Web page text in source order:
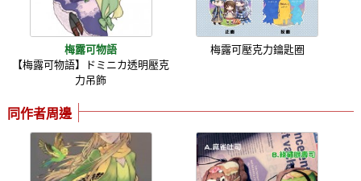
梅露可物語
【梅露可物語】ドミニカ透明壓克
力吊飾
梅露可壓克力鑰匙圈
同作者周邊